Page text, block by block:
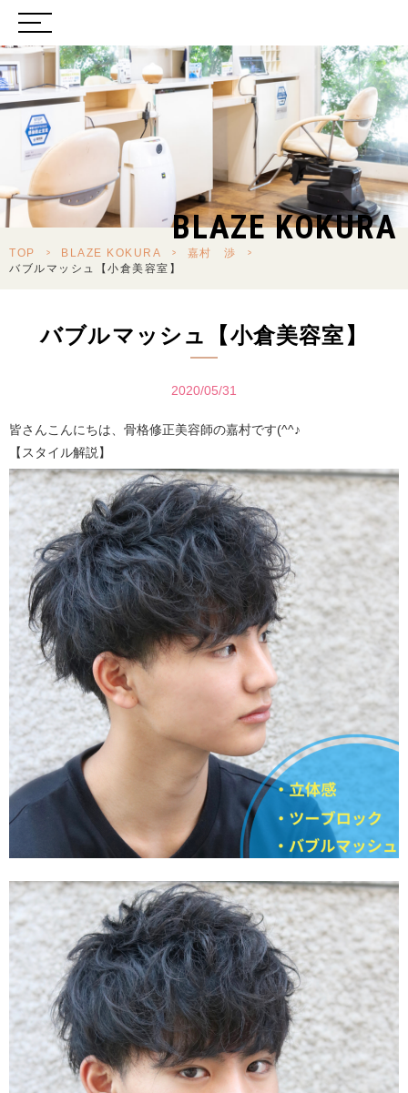
BLAZE KOKURA
TOP > BLAZE KOKURA > 嘉村 渉
>
バブルマッシュ【小倉美容室】
バブルマッシュ【小倉美容室】
2020/05/31
皆さんこんにちは、骨格修正美容師の嘉村です(^^♪
【スタイル解説】